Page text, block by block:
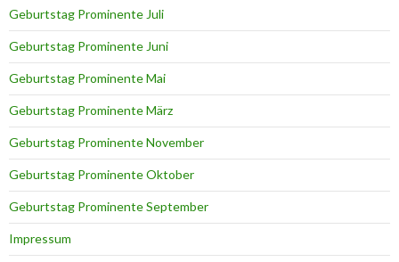
Geburtstag Prominente Juli
Geburtstag Prominente Juni
Geburtstag Prominente Mai
Geburtstag Prominente März
Geburtstag Prominente November
Geburtstag Prominente Oktober
Geburtstag Prominente September
Impressum